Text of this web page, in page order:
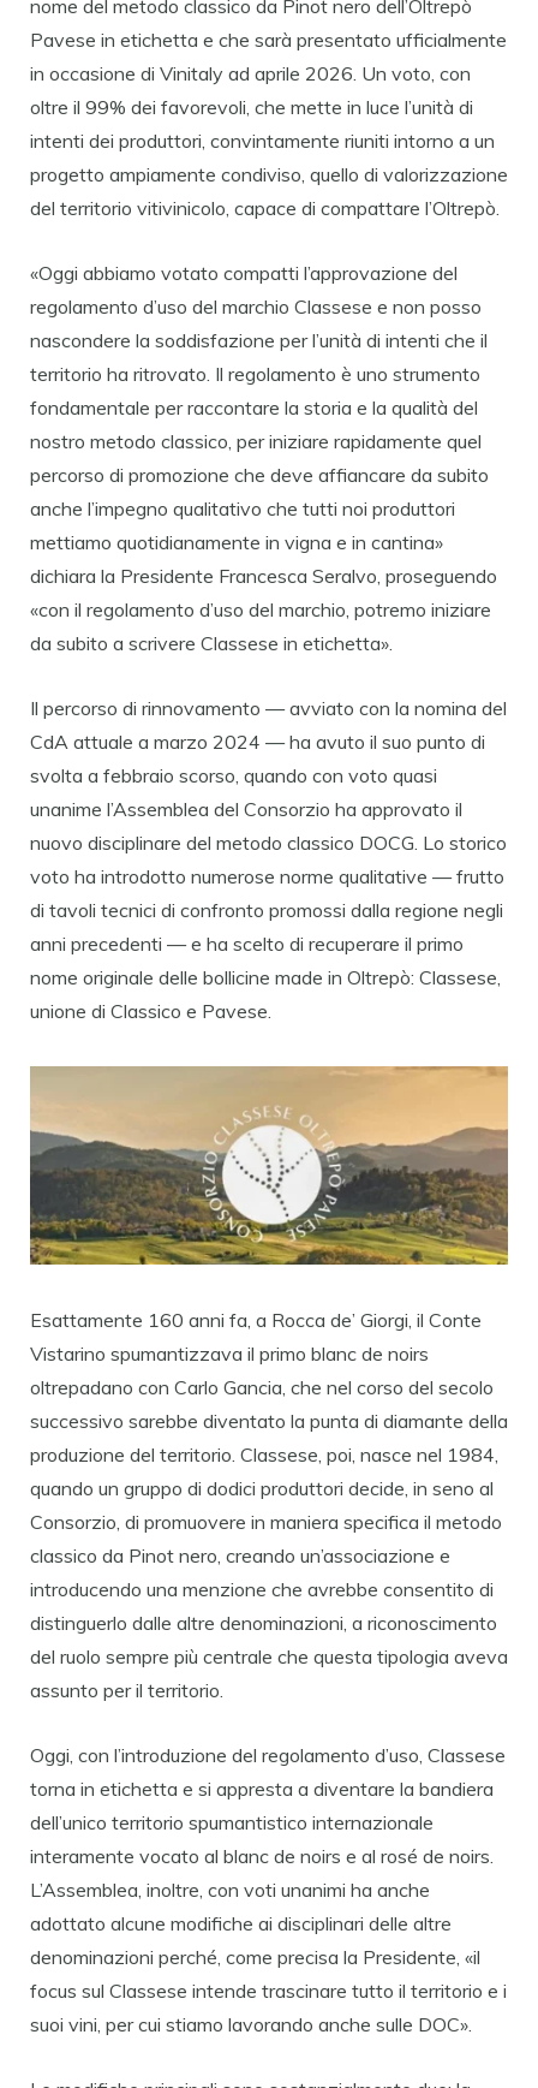
nome del metodo classico da Pinot nero dell’Oltrepò
Pavese in etichetta e che sarà presentato ufficialmente
in occasione di Vinitaly ad aprile 2026. Un voto, con
oltre il 99% dei favorevoli, che mette in luce l’unità di
intenti dei produttori, convintamente riuniti intorno a un
progetto ampiamente condiviso, quello di valorizzazione
del territorio vitivinicolo, capace di compattare l’Oltrepò.
«Oggi abbiamo votato compatti l’approvazione del
regolamento d’uso del marchio Classese e non posso
nascondere la soddisfazione per l’unità di intenti che il
territorio ha ritrovato. Il regolamento è uno strumento
fondamentale per raccontare la storia e la qualità del
nostro metodo classico, per iniziare rapidamente quel
percorso di promozione che deve affiancare da subito
anche l’impegno qualitativo che tutti noi produttori
mettiamo quotidianamente in vigna e in cantina»
dichiara la Presidente Francesca Seralvo, proseguendo
«con il regolamento d’uso del marchio, potremo iniziare
da subito a scrivere Classese in etichetta».
Il percorso di rinnovamento — avviato con la nomina del
CdA attuale a marzo 2024 — ha avuto il suo punto di
svolta a febbraio scorso, quando con voto quasi
unanime l’Assemblea del Consorzio ha approvato il
nuovo disciplinare del metodo classico DOCG. Lo storico
voto ha introdotto numerose norme qualitative — frutto
di tavoli tecnici di confronto promossi dalla regione negli
anni precedenti — e ha scelto di recuperare il primo
nome originale delle bollicine made in Oltrepò: Classese,
unione di Classico e Pavese.
Esattamente 160 anni fa, a Rocca de’ Giorgi, il Conte
Vistarino spumantizzava il primo blanc de noirs
oltrepadano con Carlo Gancia, che nel corso del secolo
successivo sarebbe diventato la punta di diamante della
produzione del territorio. Classese, poi, nasce nel 1984,
quando un gruppo di dodici produttori decide, in seno al
Consorzio, di promuovere in maniera specifica il metodo
classico da Pinot nero, creando un’associazione e
introducendo una menzione che avrebbe consentito di
distinguerlo dalle altre denominazioni, a riconoscimento
del ruolo sempre più centrale che questa tipologia aveva
assunto per il territorio.
Oggi, con l’introduzione del regolamento d’uso, Classese
torna in etichetta e si appresta a diventare la bandiera
dell’unico territorio spumantistico internazionale
interamente vocato al blanc de noirs e al rosé de noirs.
L’Assemblea, inoltre, con voti unanimi ha anche
adottato alcune modifiche ai disciplinari delle altre
denominazioni perché, come precisa la Presidente, «il
focus sul Classese intende trascinare tutto il territorio e i
suoi vini, per cui stiamo lavorando anche sulle DOC».